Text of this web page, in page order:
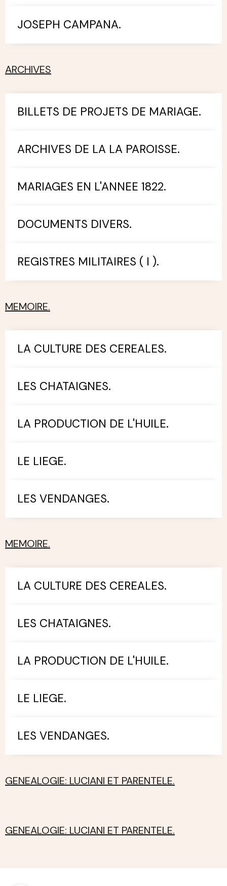
JOSEPH CAMPANA.
ARCHIVES
BILLETS DE PROJETS DE MARIAGE.
ARCHIVES DE LA LA PAROISSE.
MARIAGES EN L'ANNEE 1822.
DOCUMENTS DIVERS.
REGISTRES MILITAIRES ( I ).
MEMOIRE.
LA CULTURE DES CEREALES.
LES CHATAIGNES.
LA PRODUCTION DE L'HUILE.
LE LIEGE.
LES VENDANGES.
MEMOIRE.
LA CULTURE DES CEREALES.
LES CHATAIGNES.
LA PRODUCTION DE L'HUILE.
LE LIEGE.
LES VENDANGES.
GENEALOGIE: LUCIANI ET PARENTELE.
GENEALOGIE: LUCIANI ET PARENTELE.